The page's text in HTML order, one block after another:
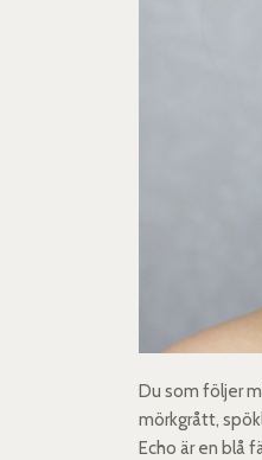
Du som följer
mörkgrått,
Echo är en blå